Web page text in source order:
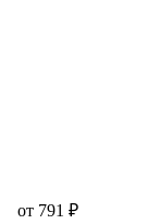
от 791 ₽